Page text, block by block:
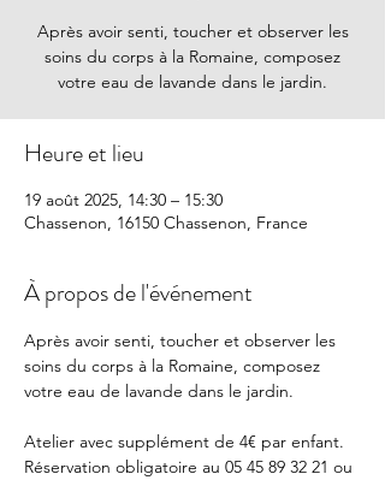
Après avoir senti, toucher et observer les
soins du corps à la Romaine, composez
votre eau de lavande dans le jardin.
Heure et lieu
19 août 2025, 14:30 – 15:30
Chassenon, 16150 Chassenon, France
À propos de l'événement
Après avoir senti, toucher et observer les
soins du corps à la Romaine, composez
votre eau de lavande dans le jardin.
Atelier avec supplément de 4€ par enfant.
Réservation obligatoire au 05 45 89 32 21 ou